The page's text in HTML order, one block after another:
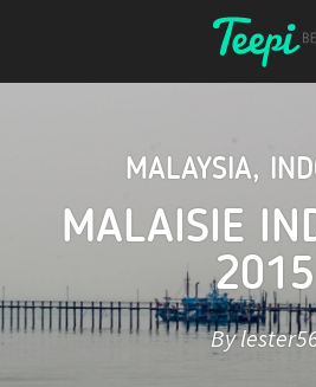
MALAYSIA,
MALAISIE
2015
By